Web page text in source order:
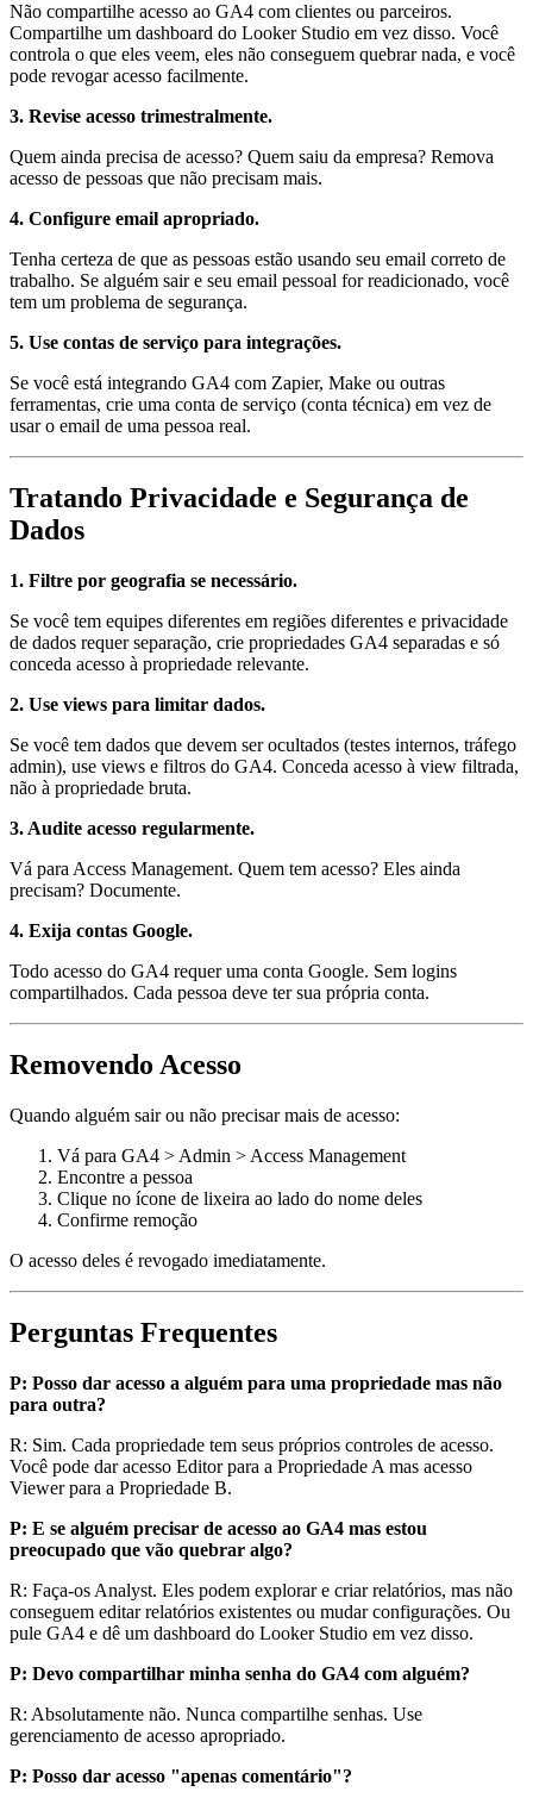
Não compartilhe acesso ao GA4 com clientes ou parceiros.
Compartilhe um dashboard do Looker Studio em vez disso. Você
controla o que eles veem, eles não conseguem quebrar nada, e você
pode revogar acesso facilmente.
3. Revise acesso trimestralmente.
Quem ainda precisa de acesso? Quem saiu da empresa? Remova
acesso de pessoas que não precisam mais.
4. Configure email apropriado.
Tenha certeza de que as pessoas estão usando seu email correto de
trabalho. Se alguém sair e seu email pessoal for readicionado, você
tem um problema de segurança.
5. Use contas de serviço para integrações.
Se você está integrando GA4 com Zapier, Make ou outras
ferramentas, crie uma conta de serviço (conta técnica) em vez de
usar o email de uma pessoa real.
Tratando Privacidade e Segurança de
Dados
1. Filtre por geografia se necessário.
Se você tem equipes diferentes em regiões diferentes e privacidade
de dados requer separação, crie propriedades GA4 separadas e só
conceda acesso à propriedade relevante.
2. Use views para limitar dados.
Se você tem dados que devem ser ocultados (testes internos, tráfego
admin), use views e filtros do GA4. Conceda acesso à view filtrada,
não à propriedade bruta.
3. Audite acesso regularmente.
Vá para Access Management. Quem tem acesso? Eles ainda
precisam? Documente.
4. Exija contas Google.
Todo acesso do GA4 requer uma conta Google. Sem logins
compartilhados. Cada pessoa deve ter sua própria conta.
Removendo Acesso
Quando alguém sair ou não precisar mais de acesso:
Vá para GA4 > Admin > Access Management
Encontre a pessoa
Clique no ícone de lixeira ao lado do nome deles
Confirme remoção
O acesso deles é revogado imediatamente.
Perguntas Frequentes
P: Posso dar acesso a alguém para uma propriedade mas não
para outra?
R: Sim. Cada propriedade tem seus próprios controles de acesso.
Você pode dar acesso Editor para a Propriedade A mas acesso
Viewer para a Propriedade B.
P: E se alguém precisar de acesso ao GA4 mas estou
preocupado que vão quebrar algo?
R: Faça-os Analyst. Eles podem explorar e criar relatórios, mas não
conseguem editar relatórios existentes ou mudar configurações. Ou
pule GA4 e dê um dashboard do Looker Studio em vez disso.
P: Devo compartilhar minha senha do GA4 com alguém?
R: Absolutamente não. Nunca compartilhe senhas. Use
gerenciamento de acesso apropriado.
P: Posso dar acesso "apenas comentário"?